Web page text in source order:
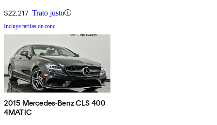
$22,217 Trato justo
Incluye tarifas de conc.
2015 Mercedes-Benz CLS 400
4MATIC